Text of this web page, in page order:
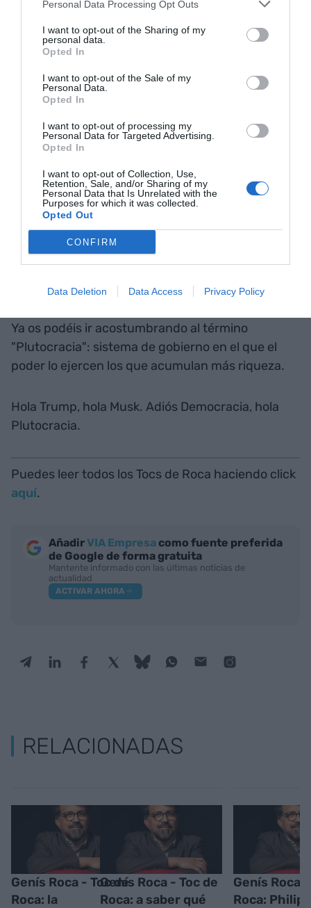
Personal Data Processing Opt Outs
I want to opt-out of the Sharing of my
personal data.
Opted In
I want to opt-out of the Sale of my
Personal Data.
Opted In
I want to opt-out of processing my
Personal Data for Targeted Advertising.
Opted In
I want to opt-out of Collection, Use,
Retention, Sale, and/or Sharing of my
Personal Data that Is Unrelated with the
Purposes for which it was collected.
Opted Out
CONFIRM
Data Deletion Data Access Privacy Policy
Miércoles 22 de enero de 2025: Todo se mueve,
en alguna dirección
es líquido. Las estructuras, las relaciones y los
valores son inestables y difíciles de fijar. Pero no
estamos en un líquido estancado, sino que todo
se mueve en alguna dirección. Él hablaba de
incertidumbre y precariedad, pero podemos
poner dirección e intención.
Martes 21 de enero de 2025: Toc de Roca: adiós
Democracia, hola Plutocracia
Ya os podéis ir acostumbrando al término
"Plutocracia": sistema de gobierno en el que el
poder lo ejercen los que acumulan más riqueza.
Hola Trump, hola Musk. Adiós Democracia, hola
Plutocracia.
Puedes leer todos los Tocs de Roca haciendo click
aquí.
AñadirVIA Empresa como fuente preferida
de Google de forma gratuita
Mantente informado con las últimas noticias de
actualidad
ACTIVAR AHORA
RELACIONADAS
Genís Roca - Toc de
Roca: la
Genís Roca - Toc de
Roca: a saber qué
Genís Roca
Roca: Philip